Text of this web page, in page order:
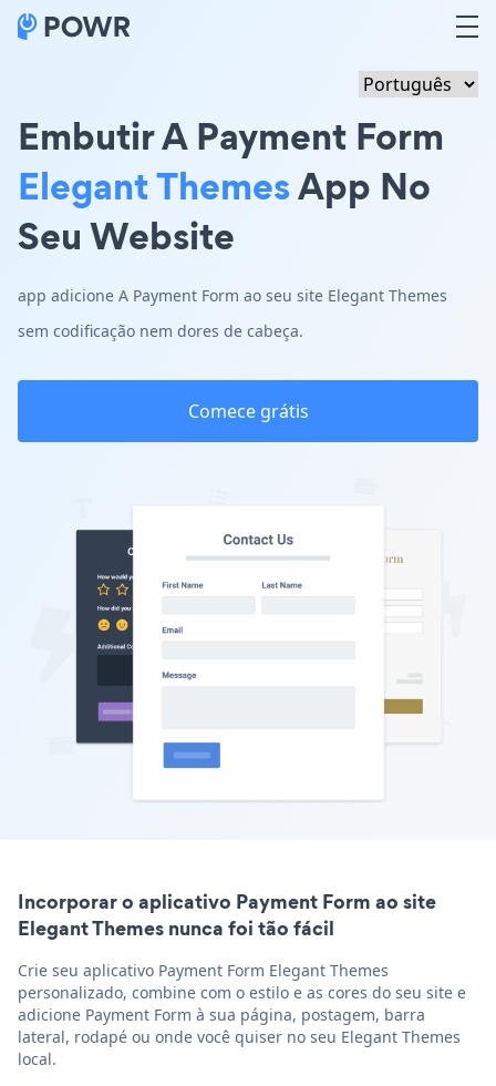
Embutir A Payment Form
Elegant ThemesApp No
Seu Website
app adicione A Payment Form ao seu site Elegant Themes
sem codificação nem dores de cabeça.
Comece grátis
Incorporar o aplicativo Payment Form ao site
Elegant Themes nunca foi tão fácil
Crie seu aplicativo Payment Form Elegant Themes
personalizado, combine com o estilo e as cores do seu site e
adicione Payment Form à sua página, postagem, barra
lateral, rodapé ou onde você quiser no seu Elegant Themes
local.